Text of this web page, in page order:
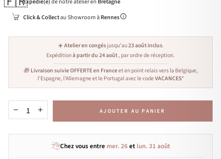
Expédié(e)de notre atelier en Bretagne
Click & Collectau Showroom àRennes
☀️Atelier en congésjusqu'au23 août inclus.
Expéditionà partir du 24 août, par ordre de réception.
🎁 Livraison suivie OFFERTE en Franceet en point relais vers la Belgique,
l'Espagne, l'Allemagne et le Portugal avec le codeVACANCES*
+ AJOUTER AU PANIER
Chez vous entre mer. 26et lun. 31 août